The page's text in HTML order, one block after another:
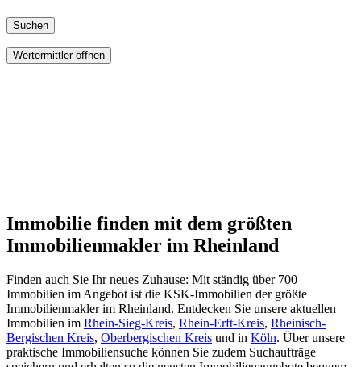
Suchen
Wertermittler öffnen
Immobilie finden mit dem größten
Immobilienmakler im Rheinland
Finden auch Sie Ihr neues Zuhause: Mit ständig über 700
Immobilien im Angebot ist die KSK-Immobilien der größte
Immobilienmakler im Rheinland. Entdecken Sie unsere aktuellen
Immobilien im Rhein-Sieg-Kreis, Rhein-Erft-Kreis, Rheinisch-
Bergischen Kreis, Oberbergischen Kreis und in Köln. Über unsere
praktische Immobiliensuche können Sie zudem Suchaufträge